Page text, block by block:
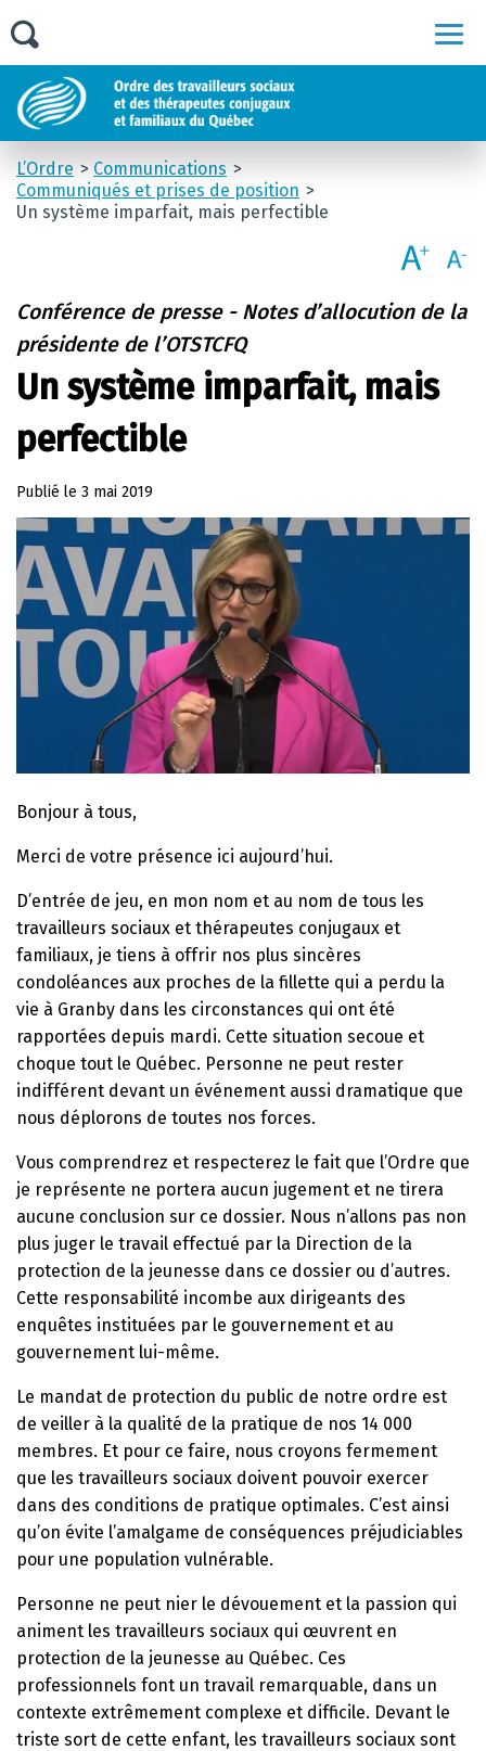
L’Ordre
Communications
Communiqués et prises de position
Un système imparfait, mais perfectible
Conférence de presse - Notes d’allocution de la
présidente de l’OTSTCFQ
Un système imparfait, mais
perfectible
Publié le 3 mai 2019
Bonjour à tous,
Merci de votre présence ici aujourd’hui.
D’entrée de jeu, en mon nom et au nom de tous les
travailleurs sociaux et thérapeutes conjugaux et
familiaux, je tiens à offrir nos plus sincères
condoléances aux proches de la fillette qui a perdu la
vie à Granby dans les circonstances qui ont été
rapportées depuis mardi. Cette situation secoue et
choque tout le Québec. Personne ne peut rester
indifférent devant un événement aussi dramatique que
nous déplorons de toutes nos forces.
Vous comprendrez et respecterez le fait que l’Ordre que
je représente ne portera aucun jugement et ne tirera
aucune conclusion sur ce dossier. Nous n’allons pas non
plus juger le travail effectué par la Direction de la
protection de la jeunesse dans ce dossier ou d’autres.
Cette responsabilité incombe aux dirigeants des
enquêtes instituées par le gouvernement et au
gouvernement lui-même.
Le mandat de protection du public de notre ordre est
de veiller à la qualité de la pratique de nos 14 000
membres. Et pour ce faire, nous croyons fermement
que les travailleurs sociaux doivent pouvoir exercer
dans des conditions de pratique optimales. C’est ainsi
qu’on évite l’amalgame de conséquences préjudiciables
pour une population vulnérable.
Personne ne peut nier le dévouement et la passion qui
animent les travailleurs sociaux qui œuvrent en
protection de la jeunesse au Québec. Ces
professionnels font un travail remarquable, dans un
contexte extrêmement complexe et difficile. Devant le
triste sort de cette enfant, les travailleurs sociaux sont